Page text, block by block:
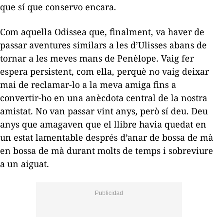
que sí que conservo encara.
Com aquella Odissea que, finalment, va haver de
passar aventures similars a les d’Ulisses abans de
tornar a les meves mans de Penèlope. Vaig fer
espera persistent, com ella, perquè no vaig deixar
mai de reclamar-lo a la meva amiga fins a
convertir-ho en una anècdota central de la nostra
amistat. No van passar vint anys, però sí deu. Deu
anys que amagaven que el llibre havia quedat en
un estat lamentable després d’anar de bossa de mà
en bossa de mà durant molts de temps i sobreviure
a un aiguat.